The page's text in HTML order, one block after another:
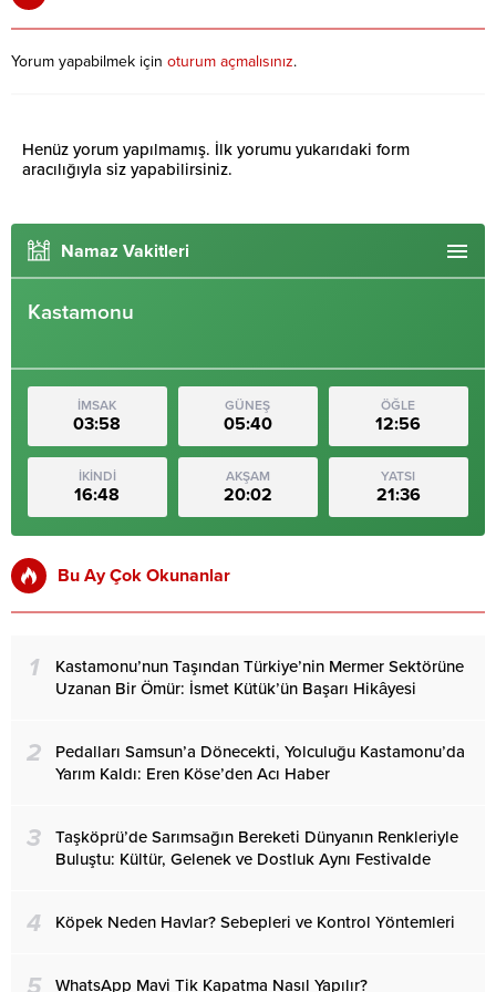
Yorum yapabilmek için oturum açmalısınız.
Henüz yorum yapılmamış. İlk yorumu yukarıdaki form
aracılığıyla siz yapabilirsiniz.
Namaz Vakitleri
Kastamonu
İMSAK
03:58
GÜNEŞ
05:40
ÖĞLE
12:56
İKİNDİ
16:48
AKŞAM
20:02
YATSI
21:36
Bu Ay Çok Okunanlar
1
Kastamonu’nun Taşından Türkiye’nin Mermer Sektörüne
Uzanan Bir Ömür: İsmet Kütük’ün Başarı Hikâyesi
2
Pedalları Samsun’a Dönecekti, Yolculuğu Kastamonu’da
Yarım Kaldı: Eren Köse’den Acı Haber
3
Taşköprü’de Sarımsağın Bereketi Dünyanın Renkleriyle
Buluştu: Kültür, Gelenek ve Dostluk Aynı Festivalde
4 Köpek Neden Havlar? Sebepleri ve Kontrol Yöntemleri
WhatsApp Mavi Tik Kapatma Nasıl Yapılır?